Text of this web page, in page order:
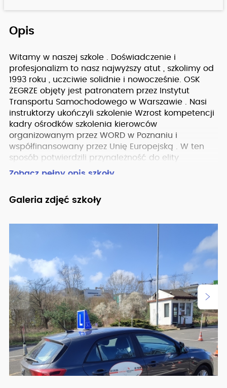
Opis
Witamy w naszej szkole . Doświadczenie i
profesjonalizm to nasz najwyższy atut , szkolimy od
1993 roku , uczciwie solidnie i nowocześnie. OSK
ŻEGRZE objęty jest patronatem przez Instytut
Transportu Samochodowego w Warszawie . Nasi
instruktorzy ukończyli szkolenie Wzrost kompetencji
kadry ośrodków szkolenia kierowców
organizowanym przez WORD w Poznaniu i
współfinansowany przez Unię Europejską . W ten
sposób potwierdzili przynależność do elity
instruktorów . Serdecznie zapraszamy .
Zobacz pełny opis szkoły
Galeria zdjęć szkoły